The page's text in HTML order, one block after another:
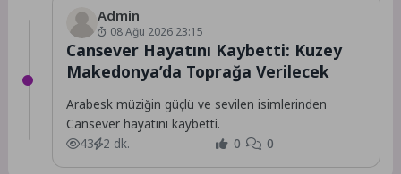
Admin
08 Ağu 2026 23:15
Cansever Hayatını Kaybetti: Kuzey
Makedonya’da Toprağa Verilecek
Arabesk müziğin güçlü ve sevilen isimlerinden
Cansever hayatını kaybetti.
43
2 dk. 0 0